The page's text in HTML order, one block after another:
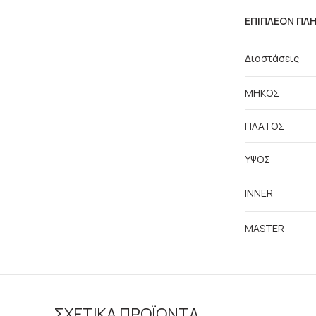
ΕΠΙΠΛΈΟΝ
Διαστάσεις
ΜΗΚΟΣ
ΠΛΑΤΟΣ
ΥΨΟΣ
INNER
MASTER